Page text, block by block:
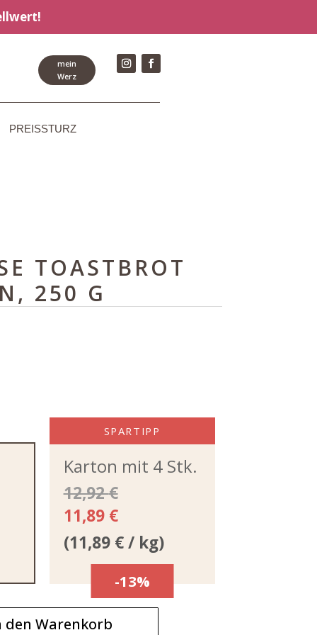
mein
Werz
PREISSTURZ
TOASTBROT
250 G
SPARTIPP
Karton mit 4 Stk.
12,92€
11,89 €
(11,89 €/ kg)
-13%
den Warenkorb